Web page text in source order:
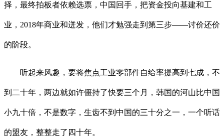
择，最终拍板者依赖选票，中国回手，把资金投向基建和工
业，2018年商业和迸发，他们才勉强走到第三步——讨价还价
的阶段。
听起来风趣，要将焦点工业零部件自给率提高到七成，不
到二十年，两边就如许僵持了快要三个月，韩国的河山比中国
小九十倍，不是数字，生齿不到中国的三十分之一，一个听话
的盟友，整整走了四十年。